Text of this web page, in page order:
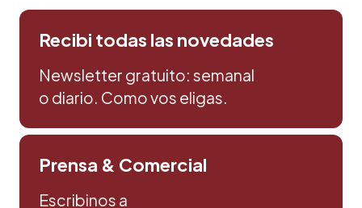
Recibi todas las novedades
Newsletter gratuito: semanal
o diario. Como vos eligas.
Prensa & Comercial
Escribinos a